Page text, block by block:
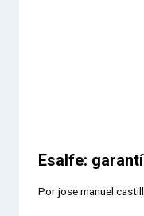
Esalfe:
Porjose manuel